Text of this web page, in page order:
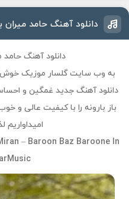
دانلود آهنگ حامد میران
دانلود آهنگ حامد
به وب سایت گلسار موزیک خوش
دانلود آهنگ جدید غمگین و
امیداواریم
– Baroon Baz Baroone In